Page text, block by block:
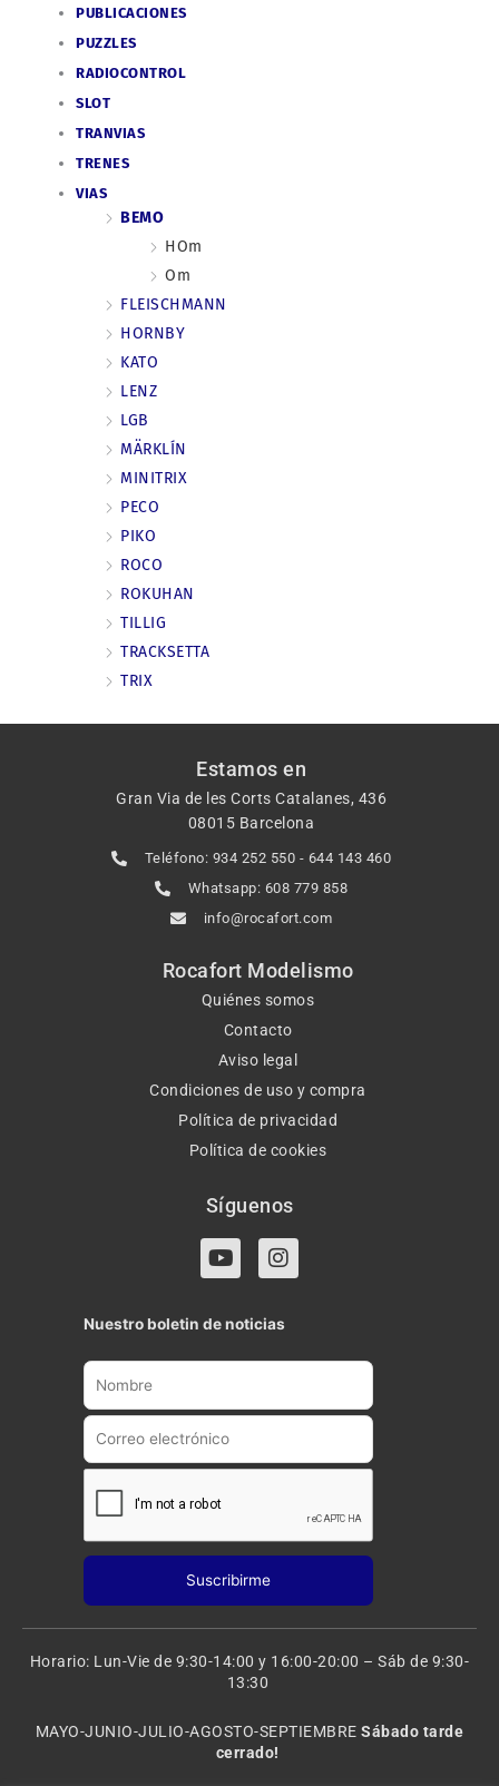
PUBLICACIONES
PUZZLES
RADIOCONTROL
SLOT
TRANVIAS
TRENES
VIAS
BEMO
HOm
Om
FLEISCHMANN
HORNBY
KATO
LENZ
LGB
MÄRKLÍN
MINITRIX
PECO
PIKO
ROCO
ROKUHAN
TILLIG
TRACKSETTA
TRIX
Estamos en
Gran Via de les Corts Catalanes, 436
08015 Barcelona
Teléfono: 934 252 550 - 644 143 460
Whatsapp: 608 779 858
info@rocafort.com
Rocafort Modelismo
Quiénes somos
Contacto
Aviso legal
Condiciones de uso y compra
Política de privacidad
Política de cookies
Síguenos
Y
o
t
u
b
I
n
t
a
g
a
Nuestro boletin de noticias
Horario: Lun-Vie de 9:30-14:00 y 16:00-20:00 – Sáb de 9:30-
13:30
MAYO-JUNIO-JULIO-AGOSTO-SEPTIEMBRESábado tarde
cerrado!